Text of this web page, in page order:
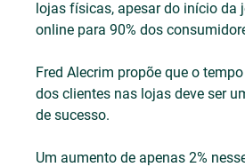
lojas físicas, apesar do início da
online para 90% dos
Fred Alecrim propõe que o
dos clientes nas lojas deve ser
de sucesso.
Um aumento de apenas 2%